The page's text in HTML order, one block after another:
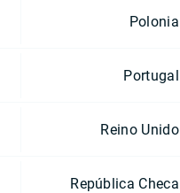
Polonia
Portugal
Reino Unido
República Checa